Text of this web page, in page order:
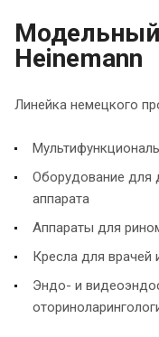
Модельный
Heinemann
Линейка немецкого
Оборудование для
аппарата
Аппараты для
Кресла для врачей
Эндо- и